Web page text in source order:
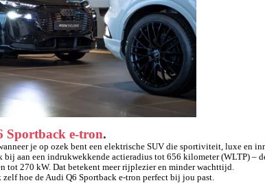
Sportback e-tron.
je op ozek bent een elektrische SUV die sportiviteit, luxe
aan een indrukwekkende actieradius tot 656 kilometer (WLTP)
tot 270 kW. Dat betekent meer rijplezier en minder wachttijd.
hoe de Audi Q6 Sportback e-tron perfect bij jou past.